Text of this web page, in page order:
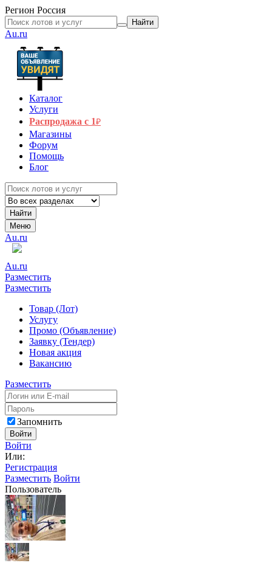
Регион Россия
Найти
Au.ru
Каталог
Услуги
Распродажа с 1₽
Магазины
Форум
Помощь
Блог
Найти
Меню
Au.ru
Au.ru
Разместить
Разместить
Товар (Лот)
Услугу
Промо (Объявление)
Заявку (Тендер)
Новая акция
Вакансию
Разместить
Запомнить
Войти
Войти
Или:
Регистрация
Разместить Войти
Пользователь